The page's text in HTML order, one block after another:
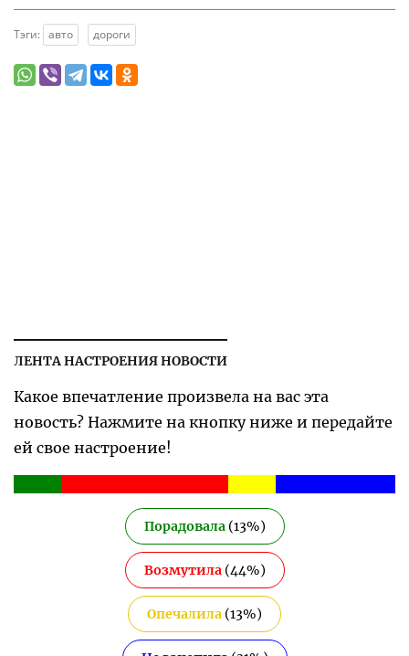
Тэги: авто дороги
ЛЕНТА НАСТРОЕНИЯ НОВОСТИ
Какое впечатление произвела на вас эта
новость? Нажмите на кнопку ниже и передайте
ей свое настроение!
Порадовала(13%)
Возмутила(44%)
Опечалила (13%)